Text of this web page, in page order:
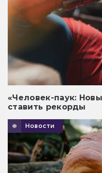
«Человек-паук:
ставить рекорды
Новости